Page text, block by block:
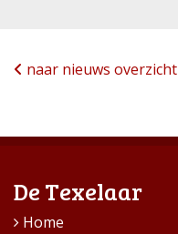
naar nieuws overzicht
De Texelaar
Home